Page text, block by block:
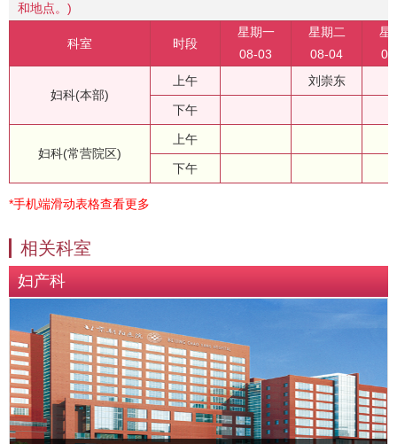
和地点。)
科室 时段
星期一
08-03
星期二
08-04
星
妇科(本部)
上午 刘崇东
下午
妇科(常营院区)
上午
下午
*手机端滑动表格查看更多
相关科室
妇产科